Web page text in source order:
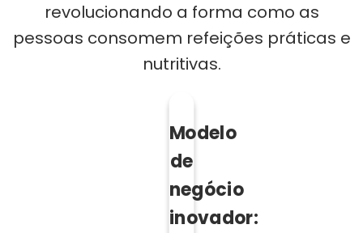
revolucionando a forma como as
pessoas consomem refeições práticas e
nutritivas.
Modelo
de
negócio
inovador: